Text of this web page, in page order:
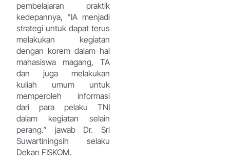
pembelajaran praktik
kedepannya, “IA menjadi
strategi untuk dapat terus
melakukan kegiatan
dengan korem dalam hal
mahasiswa magang, TA
dan juga melakukan
kuliah umum untuk
memperoleh informasi
dari para pelaku TNI
dalam kegiatan selain
perang.” jawab Dr. Sri
Suwartiningsih selaku
Dekan FISKOM.